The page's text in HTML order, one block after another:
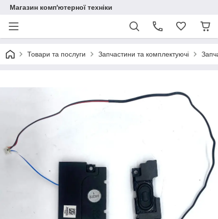
Магазин комп'ютерної техніки
Товари та послуги Запчастини та комплектуючі